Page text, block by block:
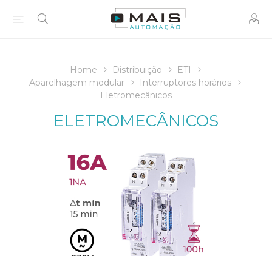
Home Distribuição
ETI
Aparelhagem modular
Interruptores horários
Eletromecânicos
ELETROMECÂNICOS